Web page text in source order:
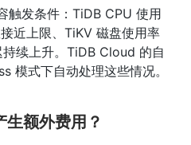
触发条件：TiDB CPU 使用
近上限、TiKV 磁盘使用率
续上升。TiDB Cloud 的自
模式下自动处理这些情况。
额外费用？